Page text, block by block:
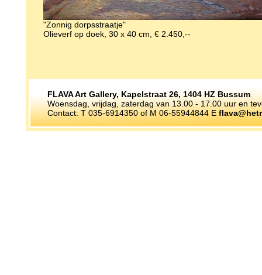
"Zonnig dorpsstraatje"
Olieverf op doek, 30 x 40 cm, € 2.450,--
FLAVA Art Gallery, Kapelstraat 26, 1404 HZ Bussum
Woensdag, vrijdag, zaterdag van 13.00 - 17.00 uur en
Contact: T 035-6914350 of M 06-55944844 E